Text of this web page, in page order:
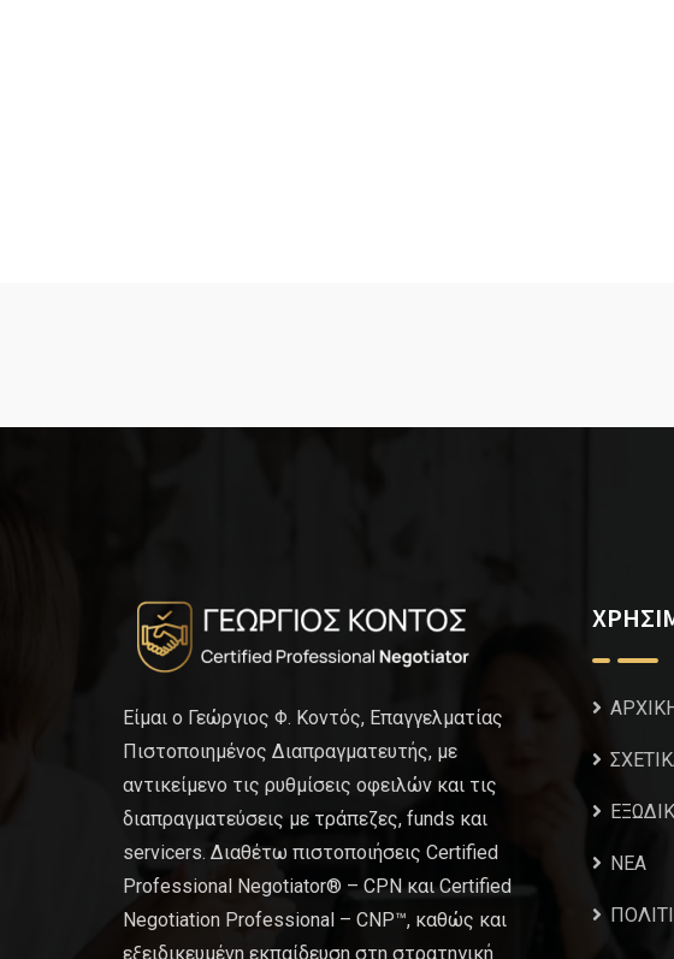
Είμαι ο Γεώργιος Φ. Κοντός, Επαγγελματίας
Πιστοποιημένος Διαπραγματευτής, με
αντικείμενο τις ρυθμίσεις οφειλών και τις
διαπραγματεύσεις με τράπεζες, funds και
servicers. Διαθέτω πιστοποιήσεις Certified
Professional Negotiator® – CPN και Certified
Negotiation Professional – CNP™, καθώς και
εξειδικευμένη εκπαίδευση στη στρατηγική
NEA